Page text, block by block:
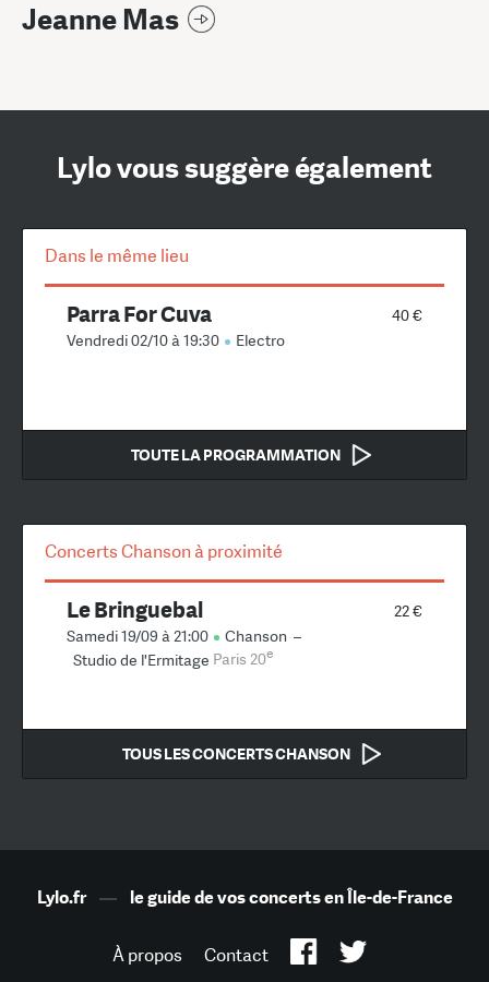
Jeanne Mas
Lylo vous suggère également
Dans le même lieu
40 €
Parra For Cuva
Vendredi 02/10 à 19:30 Electro
TOUTE LA PROGRAMMATION
Concerts Chanson à proximité
22 €
Le Bringuebal
Samedi 19/09 à 21:00 Chanson –
Studio de l'Ermitage Paris 20e
TOUS LES CONCERTS CHANSON
Lylo.fr— le guide de vos concerts en Île-de-France
À propos Contact